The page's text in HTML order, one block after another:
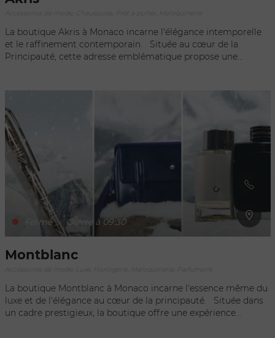
Accessoires de mode, Chaussures, Prêt à porter, Maroquinerie
La boutique Akris à Monaco incarne l'élégance intemporelle
et le raffinement contemporain. Située au cœur de la
Principauté, cette adresse emblématique propose une
de vivre luxueux à Monaco, la boutique Akris offre une
expérience shopping exclusive, où l'innovation, la
sophistication et l'esthétique se rencontrent pour créer un
univers de style inégalé.
Fermé - Ouvre à 09:30
Montblanc
Accessoires de mode, Luxe, Horlogerie, Maroquinerie, Parfumerie
La boutique Montblanc à Monaco incarne l'essence même du
luxe et de l'élégance au cœur de la principauté. Située dans
un cadre prestigieux, la boutique offre une expérience